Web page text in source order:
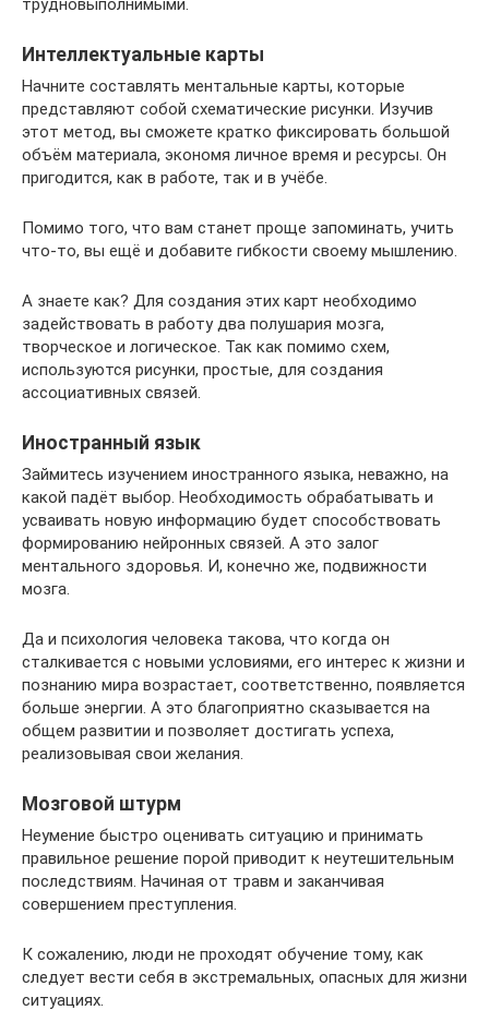
трудновыполнимыми.
Интеллектуальные карты
Начните составлять ментальные карты, которые
представляют собой схематические рисунки. Изучив
этот метод, вы сможете кратко фиксировать большой
объём материала, экономя личное время и ресурсы. Он
пригодится, как в работе, так и в учёбе.
Помимо того, что вам станет проще запоминать, учить
что-то, вы ещё и добавите гибкости своему мышлению.
А знаете как? Для создания этих карт необходимо
задействовать в работу два полушария мозга,
творческое и логическое. Так как помимо схем,
используются рисунки, простые, для создания
ассоциативных связей.
Иностранный язык
Займитесь изучением иностранного языка, неважно, на
какой падёт выбор. Необходимость обрабатывать и
усваивать новую информацию будет способствовать
формированию нейронных связей. А это залог
ментального здоровья. И, конечно же, подвижности
мозга.
Да и психология человека такова, что когда он
сталкивается с новыми условиями, его интерес к жизни и
познанию мира возрастает, соответственно, появляется
больше энергии. А это благоприятно сказывается на
общем развитии и позволяет достигать успеха,
реализовывая свои желания.
Мозговой штурм
Неумение быстро оценивать ситуацию и принимать
правильное решение порой приводит к неутешительным
последствиям. Начиная от травм и заканчивая
совершением преступления.
К сожалению, люди не проходят обучение тому, как
следует вести себя в экстремальных, опасных для жизни
ситуациях.